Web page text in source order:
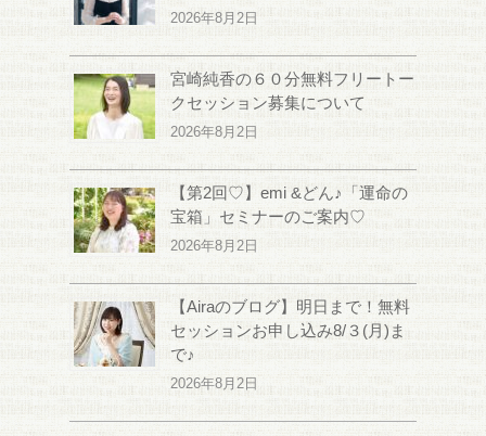
2026年8月2日
宮崎純香の６０分無料フリートー
クセッション募集について
2026年8月2日
【第2回♡】emi &どん♪「運命の
宝箱」セミナーのご案内♡
2026年8月2日
【Airaのブログ】明日まで！無料
セッションお申し込み8/３(月)ま
で♪
2026年8月2日